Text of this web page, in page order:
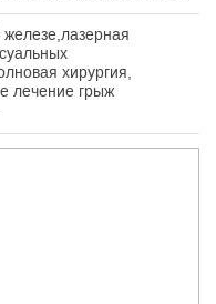
хирургия,
лечение грыж